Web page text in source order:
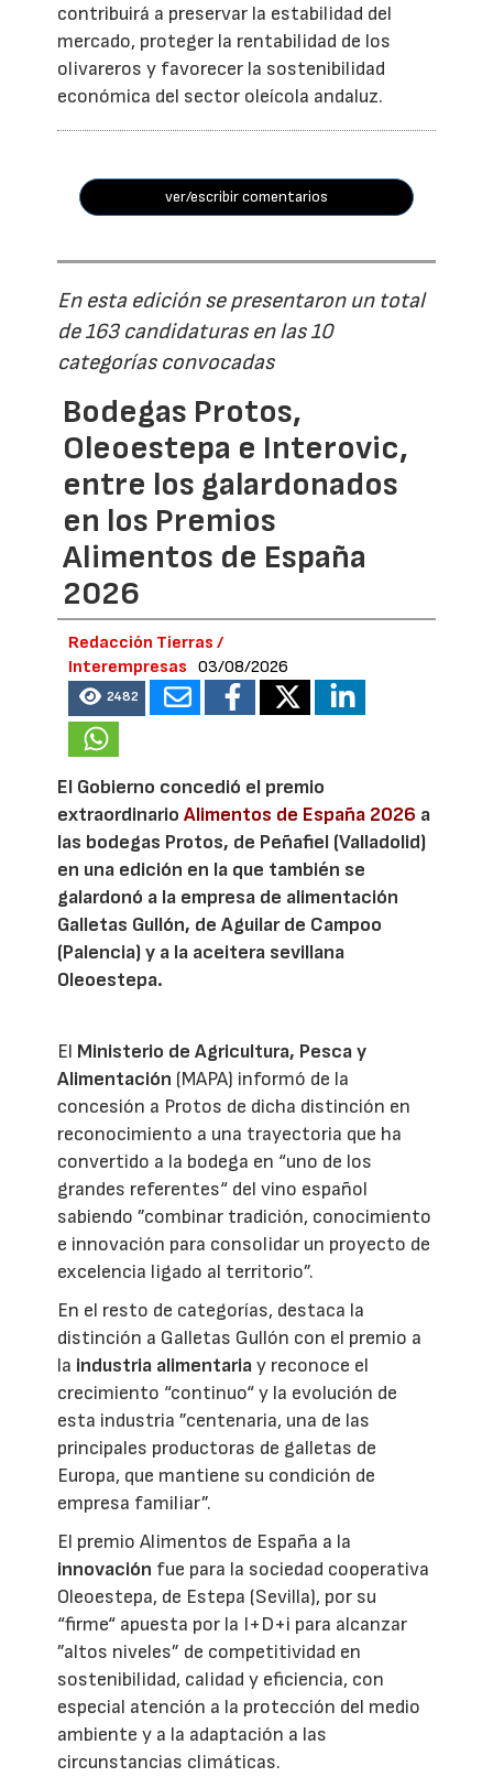
contribuirá a preservar la estabilidad del
mercado, proteger la rentabilidad de los
olivareros y favorecer la sostenibilidad
económica del sector oleícola andaluz.
ver/escribir comentarios
En esta edición se presentaron un total
de 163 candidaturas en las 10
categorías convocadas
Bodegas Protos,
Oleoestepa e Interovic,
entre los galardonados
en los Premios
Alimentos de España
2026
Redacción Tierras /
Interempresas
03/08/2026
2482
El Gobierno concedió el premio
extraordinarioAlimentos de España 2026 a
las bodegas Protos, de Peñafiel (Valladolid)
en una edición en la que también se
galardonó a la empresa de alimentación
Galletas Gullón, de Aguilar de Campoo
(Palencia) y a la aceitera sevillana
Oleoestepa.
El Ministerio de Agricultura, Pesca y
Alimentación (MAPA) informó de la
concesión a Protos de dicha distinción en
reconocimiento a una trayectoria que ha
convertido a la bodega en “uno de los
grandes referentes“ del vino español
sabiendo ”combinar tradición, conocimiento
e innovación para consolidar un proyecto de
excelencia ligado al territorio”.
En el resto de categorías, destaca la
distinción a Galletas Gullón con el premio a
la industria alimentariay reconoce el
crecimiento “continuo“ y la evolución de
esta industria ”centenaria, una de las
principales productoras de galletas de
Europa, que mantiene su condición de
empresa familiar”.
El premio Alimentos de España a la
innovación fue para la sociedad cooperativa
Oleoestepa, de Estepa (Sevilla), por su
“firme“ apuesta por la I+D+i para alcanzar
”altos niveles” de competitividad en
sostenibilidad, calidad y eficiencia, con
especial atención a la protección del medio
ambiente y a la adaptación a las
circunstancias climáticas.